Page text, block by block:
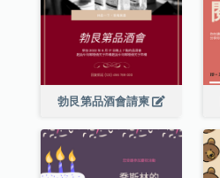
勃艮第品酒會請柬